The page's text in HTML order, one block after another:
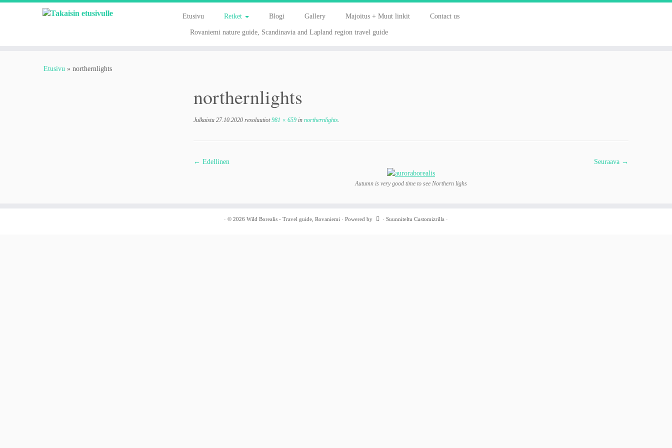
Skip
Etusivu Retket Blogi Gallery Majoitus + Muut linkit Contact us
Rovaniemi nature guide, Scandinavia and Lapland region travel guide
Etusivu » northernlights
northernlights
Julkaistu 27.10.2020 resoluutiot981 × 659 in northernlights.
← Edellinen Seuraava →
Autumn is very good time to see Northern lighs
· © 2026 Wild Borealis - Travel guide, Rovaniemi · Powered by · Suunniteltu Customizrilla ·